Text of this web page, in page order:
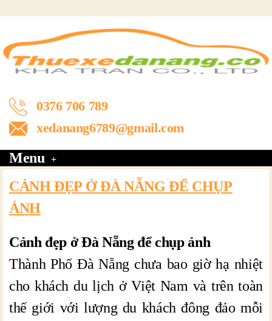
0376 706 789
xedanang6789@gmail.com
Menu
CẢNH ĐẸP Ở ĐÀ NẴNG ĐỂ CHỤP
ẢNH
Cảnh đẹp ở Đà Nẵng để chụp ảnh
Thành Phố Đà Nẵng chưa bao giờ hạ nhiệt
cho khách du lịch ở Việt Nam và trên toàn
thế giới với lượng du khách đông đảo mỗi